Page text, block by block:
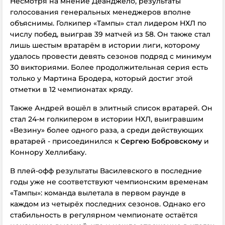
голосования генеральных менеджеров вполне
объяснимы. Голкипер «Тампы» стал лидером НХЛ по
числу побед, выиграв 39 матчей из 58. Он также стал
лишь шестым вратарём в истории лиги, которому
удалось провести девять сезонов подряд с минимум
30 викториями. Более продолжительная серия есть
только у Мартина Бродера, который достиг этой
отметки в 12 чемпионатах кряду.
Также Андрей вошёл в элитный список вратарей. Он
стал 24-м голкипером в истории НХЛ, выигравшим
«Везину» более одного раза, а среди действующих
вратарей - присоединился к Сергею Бобровскому и
Коннору Хеллибаку.
В плей-офф результаты Василевского в последние
годы уже не соответствуют чемпионским временам
«Тампы»: команда вылетала в первом раунде в
каждом из четырёх последних сезонов. Однако его
стабильность в регулярном чемпионате остаётся